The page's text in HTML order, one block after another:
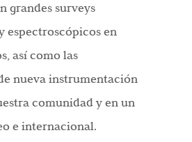
grandes surveys
espectroscópicos en
así como las
nueva instrumentación
comunidad y en un
e internacional.